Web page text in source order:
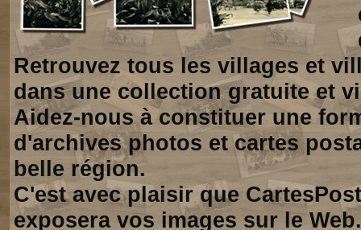
Retrouvez tous les villages et
dans une collection gratuite et
Aidez-nous à constituer une
d'archives photos et cartes
belle région.
C'est avec plaisir que
exposera vos images sur le Web.